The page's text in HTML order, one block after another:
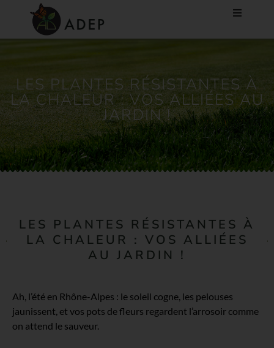
LES PLANTES RÉSISTANTES À
LA CHALEUR : VOS ALLIÉES AU
JARDIN !
LES PLANTES RÉSISTANTES À
LA CHALEUR : VOS ALLIÉES
AU JARDIN !
Ah, l’été en Rhône-Alpes : le soleil cogne, les pelouses
jaunissent, et vos pots de fleurs regardent l’arrosoir comme
on attend le sauveur.